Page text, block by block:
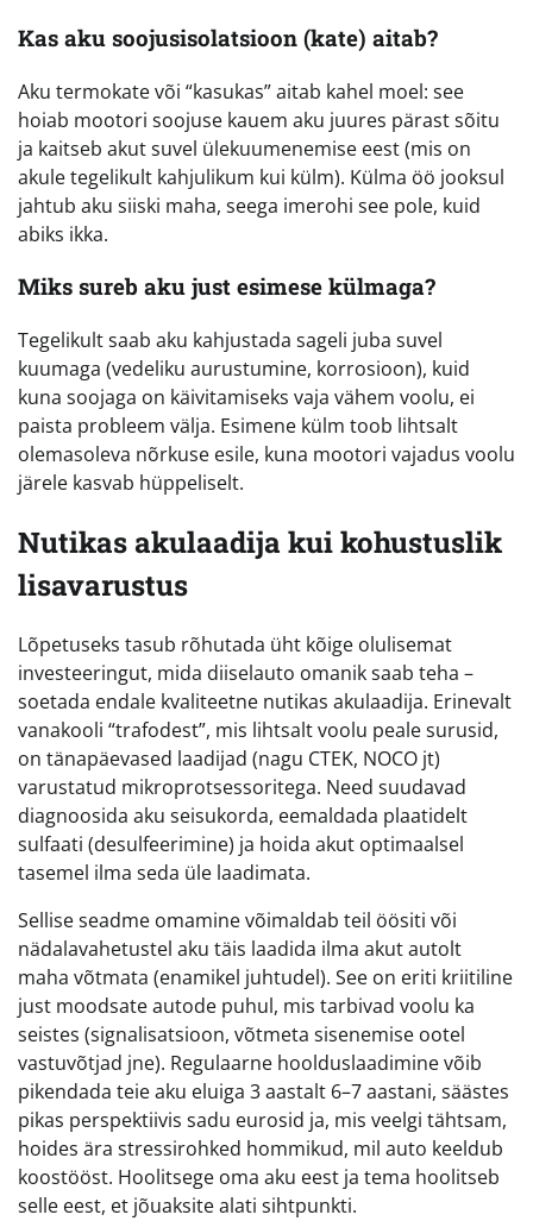
Kas aku soojusisolatsioon (kate) aitab?
Aku termokate või “kasukas” aitab kahel moel: see
hoiab mootori soojuse kauem aku juures pärast sõitu
ja kaitseb akut suvel ülekuumenemise eest (mis on
akule tegelikult kahjulikum kui külm). Külma öö jooksul
jahtub aku siiski maha, seega imerohi see pole, kuid
abiks ikka.
Miks sureb aku just esimese külmaga?
Tegelikult saab aku kahjustada sageli juba suvel
kuumaga (vedeliku aurustumine, korrosioon), kuid
kuna soojaga on käivitamiseks vaja vähem voolu, ei
paista probleem välja. Esimene külm toob lihtsalt
olemasoleva nõrkuse esile, kuna mootori vajadus voolu
järele kasvab hüppeliselt.
Nutikas akulaadija kui kohustuslik
lisavarustus
Lõpetuseks tasub rõhutada üht kõige olulisemat
investeeringut, mida diiselauto omanik saab teha –
soetada endale kvaliteetne nutikas akulaadija. Erinevalt
vanakooli “trafodest”, mis lihtsalt voolu peale surusid,
on tänapäevased laadijad (nagu CTEK, NOCO jt)
varustatud mikroprotsessoritega. Need suudavad
diagnoosida aku seisukorda, eemaldada plaatidelt
sulfaati (desulfeerimine) ja hoida akut optimaalsel
tasemel ilma seda üle laadimata.
Sellise seadme omamine võimaldab teil öösiti või
nädalavahetustel aku täis laadida ilma akut autolt
maha võtmata (enamikel juhtudel). See on eriti kriitiline
just moodsate autode puhul, mis tarbivad voolu ka
seistes (signalisatsioon, võtmeta sisenemise ootel
vastuvõtjad jne). Regulaarne hoolduslaadimine võib
pikendada teie aku eluiga 3 aastalt 6–7 aastani, säästes
pikas perspektiivis sadu eurosid ja, mis veelgi tähtsam,
hoides ära stressirohked hommikud, mil auto keeldub
koostööst. Hoolitsege oma aku eest ja tema hoolitseb
selle eest, et jõuaksite alati sihtpunkti.